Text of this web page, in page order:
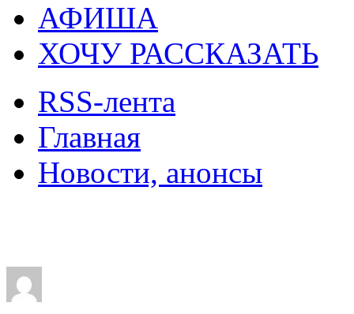
АФИША
ХОЧУ РАССКАЗАТЬ
RSS-лента
Главная
Новости, анонсы